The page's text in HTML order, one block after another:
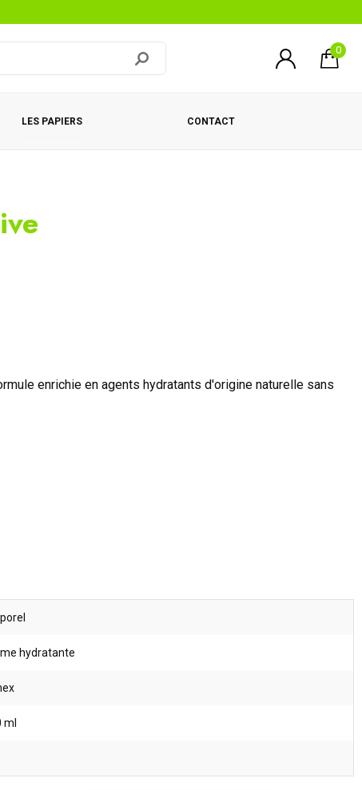
0
LES PAPIERS CONTACT
enrichie en agents hydratants d'origine naturelle sans
hydratante
ml